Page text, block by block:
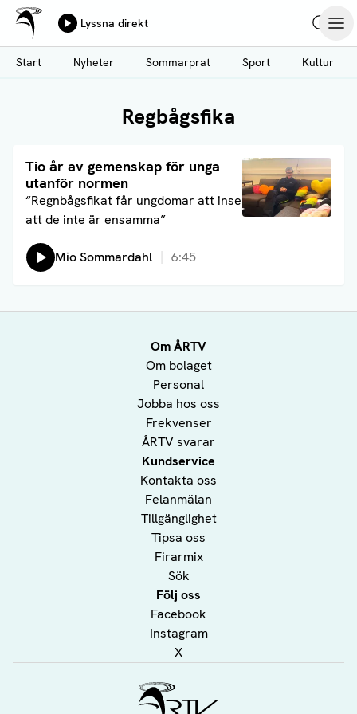
Hoppa
till
huvudinnehåll
Ålands Radio & TV
Lyssna direkt
Start
Nyheter Sommarprat Sport Kultur
Regbågsfika
Tio år av gemenskap för unga
utanför normen
“Regnbågsfikat får ungdomar att inse
att de inte är ensamma”
Läs artikel
Lyssna på:
Mio Sommardahl 6:45
Om ÅRTV
Om bolaget
Personal
Jobba hos oss
Frekvenser
ÅRTV svarar
Kundservice
Kontakta oss
Felanmälan
Tillgänglighet
Tipsa oss
Firarmix
Sök
Följ oss
Facebook
Instagram
X